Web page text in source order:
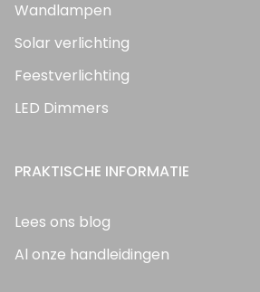
Wandlampen
Solar verlichting
Feestverlichting
LED Dimmers
PRAKTISCHE INFORMATIE
Lees ons blog
Al onze handleidingen